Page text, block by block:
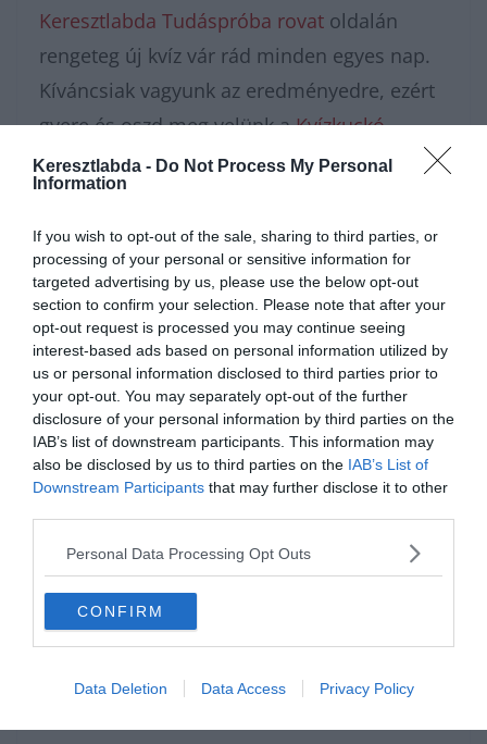
Keresztlabda - Do Not Process My Personal
Information
If you wish to opt-out of the sale, sharing to third parties, or
processing of your personal or sensitive information for
targeted advertising by us, please use the below opt-out
section to confirm your selection. Please note that after your
opt-out request is processed you may continue seeing
interest-based ads based on personal information utilized by
us or personal information disclosed to third parties prior to
your opt-out. You may separately opt-out of the further
disclosure of your personal information by third parties on the
IAB’s list of downstream participants. This information may
also be disclosed by us to third parties on the IAB’s List of
Downstream Participants that may further disclose it to other
Personal Data Processing Opt Outs
CONFIRM
Data Deletion Data Access Privacy Policy
Keresztlabda Tudáspróba rovat oldalán
rengeteg új kvíz vár rád minden egyes nap.
Kíváncsiak vagyunk az eredményedre, ezért
gyere és oszd meg velünk aKvízkuckó
Facebook csoportközösségében, ahol jót
beszélgethetsz a többiekkel! Amennyiben a
fejtörők után egy kis vizuális
kikapcsolódásra vágysz, aKeresztlabda
YouTube csatornavideói tökéletesek lesznek
a pihenéshez.